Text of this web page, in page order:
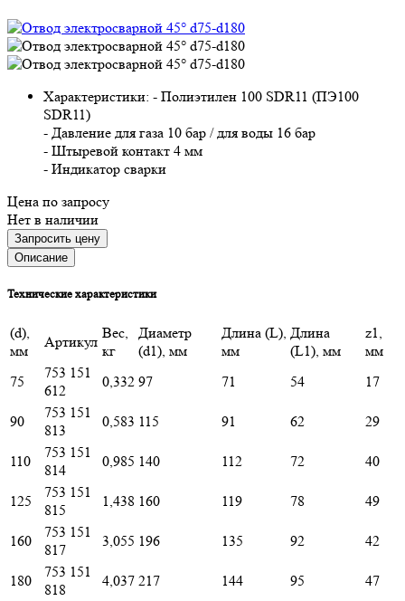
Характеристики: - Полиэтилен 100 SDR11 (ПЭ100
SDR11)
- Давление для газа 10 бар / для воды 16 бар
- Штыревой контакт 4 мм
- Индикатор сварки
Цена по запросу
Нет в наличии
Запросить цену
Описание
Технические характеристики
(d),
мм
Артикул
Вес,
кг
Диаметр
(d1), мм
Длина (L),
мм
Длина
(L1), мм
z1,
мм
75
753 151
612
0,332 97 71 54 17
90
753 151
813
0,583 115 91 62 29
110
753 151
814
0,985 140 112 72 40
125
753 151
815
1,438 160 119 78 49
160
753 151
817
3,055 196 135 92 42
180
753 151
818
4,037 217 144 95
47